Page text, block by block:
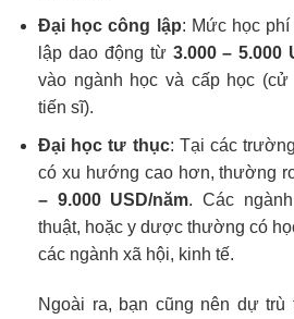
Đại học công lập: Mức học
lập dao động từ 3.000 – 5.000
vào ngành học và cấp học
tiến sĩ).
Đại học tư thục: Tại các
có xu hướng cao hơn, thường
– 9.000 USD/năm. Các
thuật, hoặc y dược thường có
các ngành xã hội, kinh tế.
Ngoài ra, bạn cũng nên dự trù